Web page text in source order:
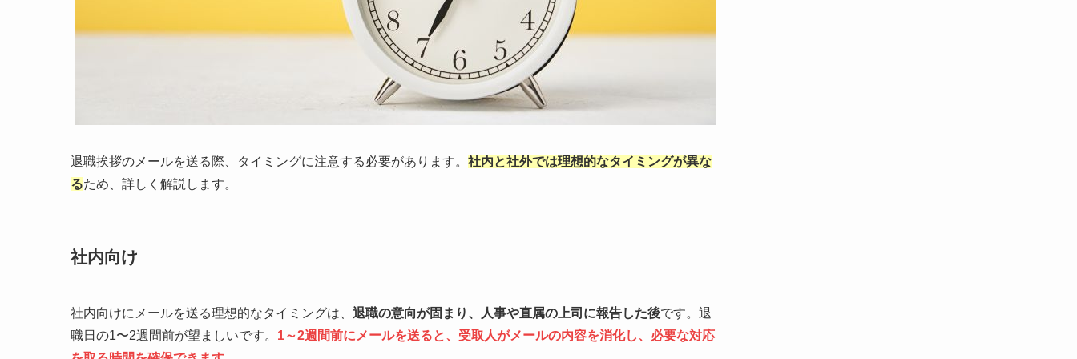
退職挨拶のメールを送る際、タイミングに注意する必要があります。 社内と社外では理想的なタイミングが異な
るため、詳しく解説します。
社内向け
社内向けにメールを送る理想的なタイミングは、 退職の意向が固まり、人事や直属の上司に報告した後です。退
職日の1〜2週間前が望ましいです。 1～2週間前にメールを送ると、受取人がメールの内容を消化し、必要な対応